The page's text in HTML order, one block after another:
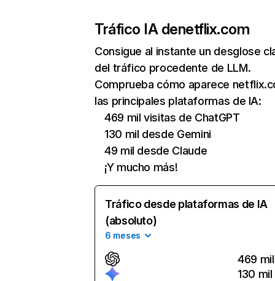
Tráfico IA denetflix.com
Consigue al instante un desglose
del tráfico procedente de LLM.
Comprueba cómo aparece
las principales plataformas de IA:
469 mil visitas de ChatGPT
130 mil desde Gemini
49 mil desde Claude
¡Y mucho más!
Tráfico desde plataformas de IA
(absoluto)
6 meses
469 mil
130 mil